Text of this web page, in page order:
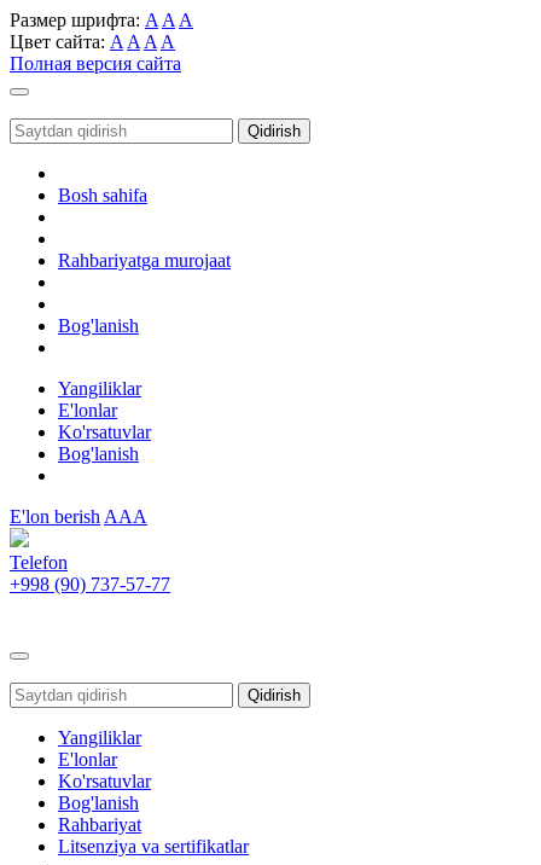
Размер шрифта: A A A
Цвет сайта: A A A A
Полная версия сайта
Toggle
navigation
Qidirish
Bosh sahifa
Rahbariyatga murojaat
Bog'lanish
Yangiliklar
E'lonlar
Ko'rsatuvlar
Bog'lanish
E'lon berish AAA
Telefon
+998 (90) 737-57-77
Toggle
navigation
Qidirish
Yangiliklar
E'lonlar
Ko'rsatuvlar
Bog'lanish
Rahbariyat
Litsenziya va sertifikatlar